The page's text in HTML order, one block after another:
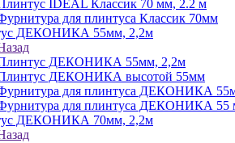
IDEAL Классик 70 мм, 2.2 м
для плинтуса Классик 70мм
ДЕКОНИКА 55мм, 2,2м
ДЕКОНИКА 55мм, 2,2м
ДЕКОНИКА высотой 55мм
для плинтуса ДЕКОНИКА
для плинтуса ДЕКОНИКА 55
ДЕКОНИКА 70мм, 2,2м